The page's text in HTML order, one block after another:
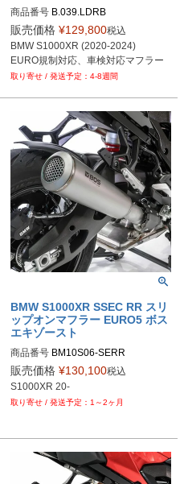
商品番号 B.039.LDRB
販売価格 ¥129,800税込
BMW S1000XR (2020-2024)
EURO規制対応、車検対応マフラー
4-8週間
BMW S1000XR SSEC RR スリ
ップオンマフラー EURO5 ボス
エキゾースト
商品番号 BM10S06-SERR
販売価格 ¥130,100税込
1～2ヶ月